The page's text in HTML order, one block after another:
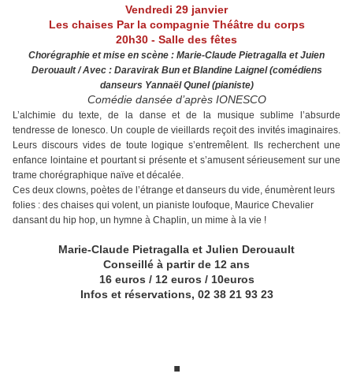
Vendredi 29 janvier
Les chaises Par la compagnie Théâtre du corps
20h30 - Salle des fêtes
Chorégraphie et mise en scène : Marie-Claude Pietragalla et Juien
Derouault / Avec : Daravirak Bun et Blandine Laignel (comédiens
danseurs Yannaël Qunel (pianiste)
Comédie dansée d’après IONESCO
L’alchimie du texte, de la danse et de la musique sublime l’absurde
tendresse de Ionesco. Un couple de vieillards reçoit des invités imaginaires.
Leurs discours vides de toute logique s’entremêlent. Ils recherchent une
enfance lointaine et pourtant si présente et s’amusent sérieusement sur une
trame chorégraphique naïve et décalée.
Ces deux clowns, poètes de l’étrange et danseurs du vide, énumèrent leurs
folies : des chaises qui volent, un pianiste loufoque, Maurice Chevalier
dansant du hip hop, un hymne à Chaplin, un mime à la vie !
Marie-Claude Pietragalla et Julien Derouault
Conseillé à partir de 12 ans
16 euros / 12 euros / 10euros
Infos et réservations, 02 38 21 93 23
.